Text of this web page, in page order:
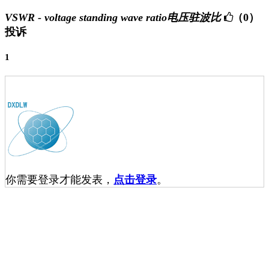
VSWR - voltage standing wave ratio电压驻波比
（0）
投诉
1
你需要登录才能发表， 点击登录。